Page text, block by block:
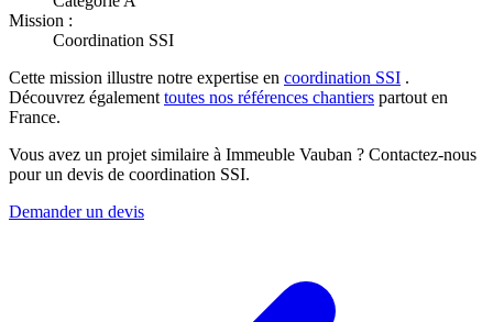
Mission :
Coordination SSI
Cette mission illustre notre expertise en coordination SSI .
Découvrez également toutes nos références chantiers partout en
France.
Vous avez un projet similaire à Immeuble Vauban ? Contactez-nous
pour un devis de coordination SSI.
Demander un devis